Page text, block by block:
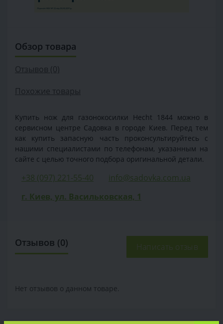
Обзор товара
Отзывов (0)
Похожие товары
Купить нож для газонокосилки Hecht 1844 можно в
сервисном центре Садовка в городе Киев. Перед тем
как купить запасную часть проконсультируйтесь с
нашими специалистами по телефонам, указанным на
сайте с целью точного подбора оригинальной детали.
+38 (097) 221-55-40
info@sadovka.com.ua
г. Киев, ул. Васильковская, 1
Отзывов (0) Написать отзыв
Нет отзывов о данном товаре.